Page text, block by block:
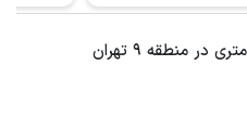
پاک کردن محدوده